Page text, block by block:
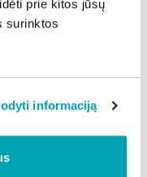
prie kitos jūsų
surinktos
informaciją
susidaro
112 ir